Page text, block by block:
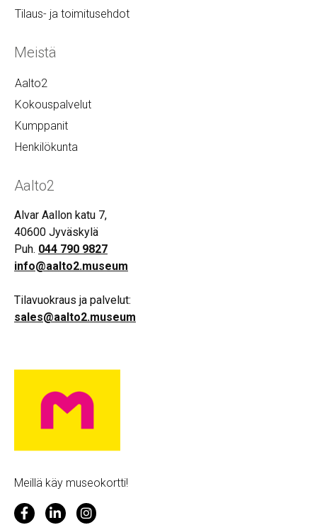
Tilaus- ja toimitusehdot
Meistä
Aalto2
Kokouspalvelut
Kumppanit
Henkilökunta
Aalto2
Alvar Aallon katu 7,
40600 Jyväskylä
Puh. 044 790 9827
info@aalto2.museum
Tilavuokraus ja palvelut:
sales@aalto2.museum
Meillä käy museokortti!